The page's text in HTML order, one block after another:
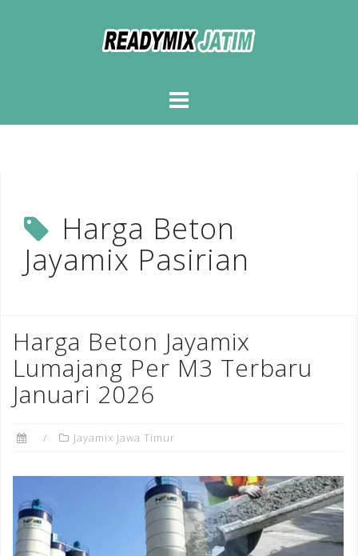
Harga Beton
Jayamix Pasirian
Harga Beton Jayamix
Lumajang Per M3 Terbaru
Januari 2026
Jayamix Jawa Timur